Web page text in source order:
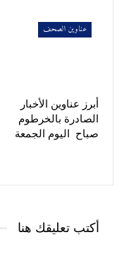
عناوين الصحف
أبرز عناوين الأخبار
الصادرة بالخرطوم
صباح اليوم الجمعة
أكتب تعليقك هنا